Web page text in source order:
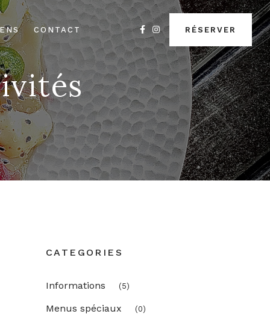
CONTACT RÉSERVER
CATEGORIES
Informations (5)
Menus spéciaux (0)